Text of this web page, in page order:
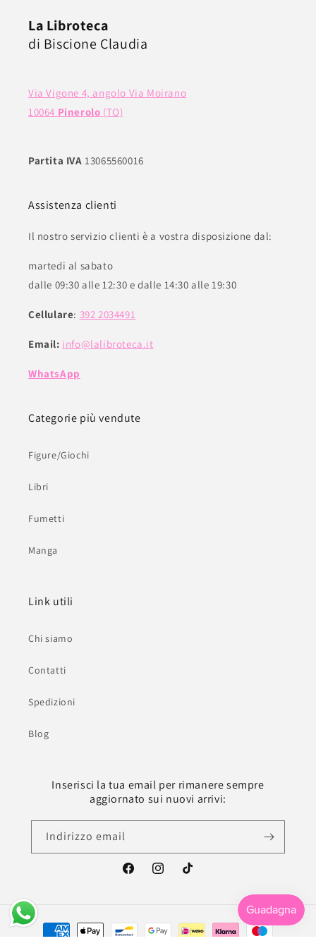
La Libroteca
di Biscione Claudia
Via Vigone 4, angolo Via Moirano
10064 Pinerolo (TO)
Partita IVA 13065560016
Assistenza clienti
Il nostro servizio clienti è a vostra disposizione dal:
martedi al sabato
dalle 09:30 alle 12:30 e dalle 14:30 alle 19:30
Cellulare: 392 2034491
Email: info@lalibroteca.it
WhatsApp
Categorie più vendute
Figure/Giochi
Libri
Fumetti
Manga
Link utili
Chi siamo
Contatti
Spedizioni
Blog
Inserisci la tua email per rimanere sempre
aggiornato sui nuovi arrivi:
Indirizzo email
FacebookInstagramTikTok
Metodi